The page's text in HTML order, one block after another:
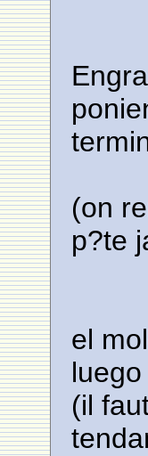
(on
p?te
el
(il